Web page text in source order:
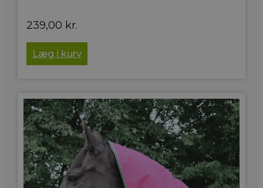
239,00 kr.
Læg i kurv